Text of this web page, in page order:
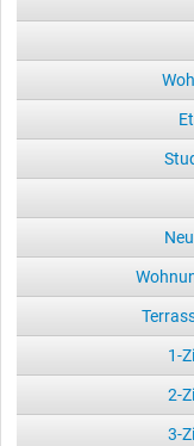
1-
2-
3-